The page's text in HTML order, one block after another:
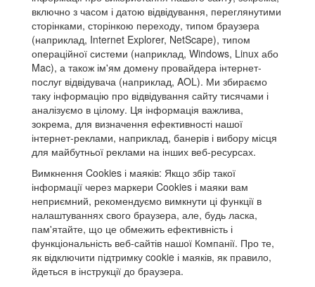
включно з часом і датою відвідування, переглянутими
сторінками, сторінкою переходу, типом браузера
(наприклад, Internet Explorer, NetScape), типом
операційної системи (наприклад, Windows, Linux або
Mac), а також ім'ям домену провайдера інтернет-
послуг відвідувача (наприклад, AOL). Ми збираємо
таку інформацію про відвідування сайту тисячами і
аналізуємо в цілому. Ця інформація важлива,
зокрема, для визначення ефективності нашої
інтернет-реклами, наприклад, банерів і вибору місця
для майбутньої реклами на інших веб-ресурсах.
Вимкнення Cookies і маяків: Якщо збір такої
інформації через маркери Cookies і маяки вам
неприємний, рекомендуємо вимкнути ці функції в
налаштуваннях свого браузера, але, будь ласка,
пам'ятайте, що це обмежить ефективність і
функціональність веб-сайтів нашої Компанії. Про те,
як відключити підтримку cookie і маяків, як правило,
йдеться в інструкції до браузера.